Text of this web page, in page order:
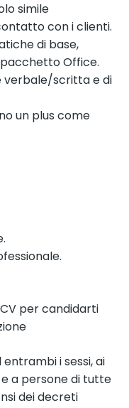
simile
con i clienti.
di base,
Office.
verbale/scritta e di
un plus come
per candidarti
i sessi, ai
e a persone di tutte
dei decreti